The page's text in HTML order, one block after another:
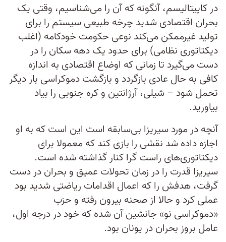
در کاپیتالیسم، آنگونه که آن را می‌شناسیم، وقتی یک
بحران اقتصادی شدید چرخه طبیعی سیستم را برای
تولید غیرممکن می‌کند نوعی حکومت خودکامه (اغلب
دیکتاتوری نظامی) برای حدود یک دهه سکان را در
دست می‌گیرد تا زمانی که اوضاع اقتصادی به اندازه
کافی به حال عادی بازگردد و بازگشت دموکراسی بار دیگر
تحمل شود – شیلی، آرژانتین و کره جنوبی را بیاد
بیاورید.
آنچه در مورد سیریزا بی‌سابقه است این است که به او
اجازه داده شد نقشی را بازی کند که معمولا برای
دیکتاتوری‌های راست گرا کنار گذاشته شده است.
سیریزا قدرت را در زمان تحولات عمیق و بحران در دست
گرفت، هدفش را که اعمال اقدامات ریاضتی شدید بود
عملی کرد و حالا از صحنه بیرون رفته و حزب
«دموکراسی نو» جانشین آن شده که خود در درجه اول،
عامل بروز بحران در یونان بود.